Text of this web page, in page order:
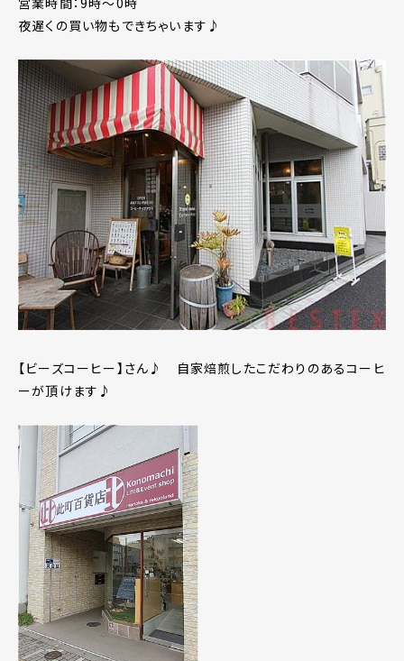
夜遅くの買い物もできちゃいます♪
【ビーズコーヒー】さん♪ 自家焙煎したこだわりのあるコーヒ
ーが頂けます♪